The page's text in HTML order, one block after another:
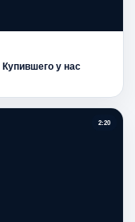
у нас
2:20